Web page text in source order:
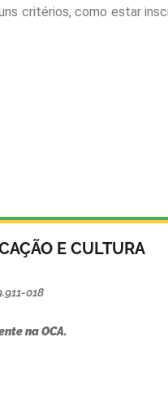
critérios, como estar
E CULTURA
018
na OCA.